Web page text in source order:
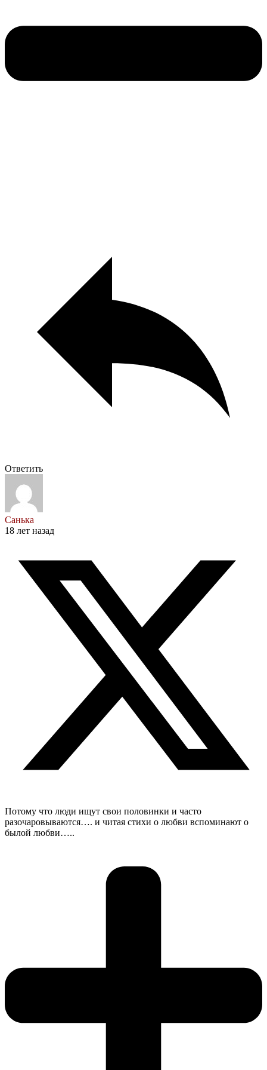
Ответить
Санька
18 лет назад
Потому что люди ищут свои половинки и часто
разочаровываются…. и читая стихи о любви вспоминают о
былой любви…..